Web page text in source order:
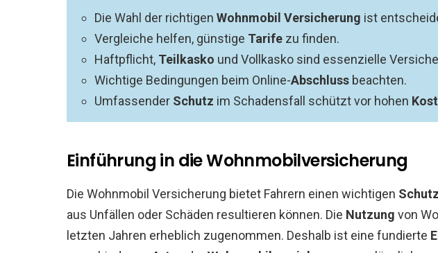
Die Wahl der richtigen Wohnmobil Versicherung ist
Vergleiche helfen, günstige Tarife zu finden.
Haftpflicht, Teilkasko und Vollkasko sind essenzielle
Wichtige Bedingungen beim Online-Abschluss beachten.
Umfassender Schutz im Schadensfall schützt vor hohen
Einführung in die Wohnmobilversicherung
Die Wohnmobil Versicherung bietet Fahrern einen wichtigen Schutz
aus Unfällen oder Schäden resultieren können. Die Nutzung von
letzten Jahren erheblich zugenommen. Deshalb ist eine fundierte